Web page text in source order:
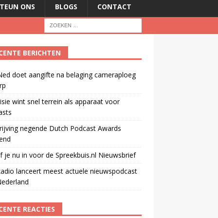
ONS BLOGS CONTACT
BERICHTEN
doet aangifte na belaging cameraploeg
wint snel terrein als apparaat voor
negende Dutch Podcast Awards
je nu in voor de Spreekbuis.nl Nieuwsbrief
lanceert meest actuele nieuwspodcast
REACTIES